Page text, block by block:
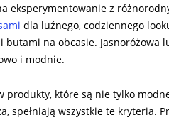
eksperymentowanie z
dla luźnego, codziennego
na obcasie. Jasnoróżowa
i modnie.
które są nie tylko
spełniają wszystkie te kryteria.